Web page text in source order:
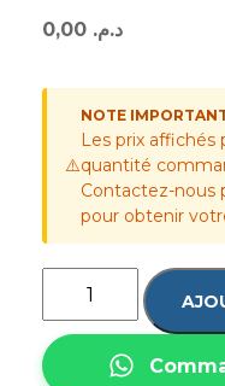
د.م.
⚠️
NOTE
Les prix affichés
quantité
Contactez-nous
pour obtenir